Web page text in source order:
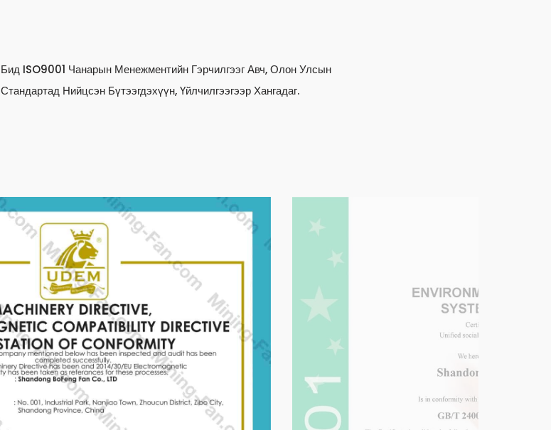
Бид ISO9001 Чанарын Менежментийн Гэрчилгээг Авч, Олон Улсын
Стандартад Нийцсэн Бүтээгдэхүүн, Үйлчилгээгээр Хангадаг.